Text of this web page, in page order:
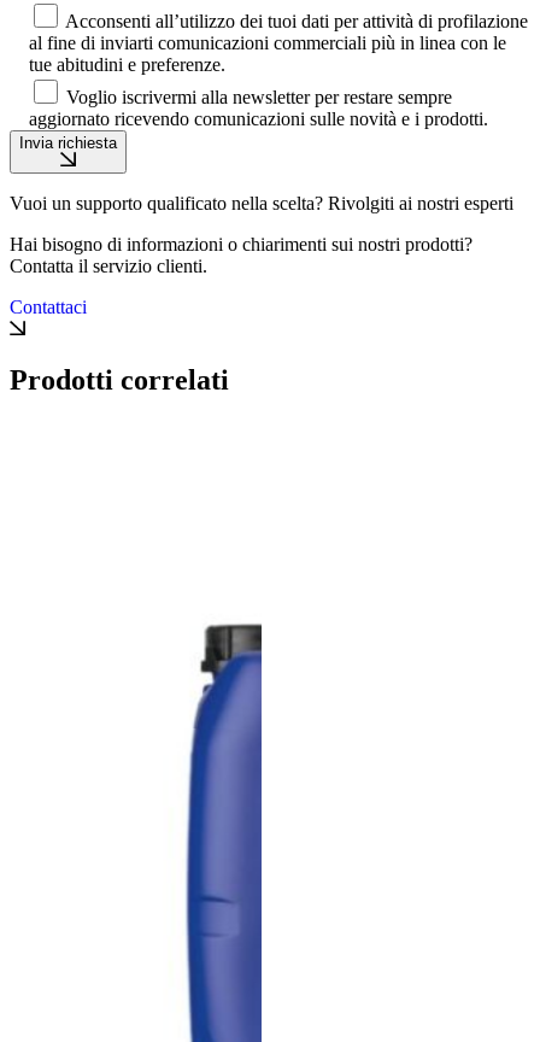
Acconsenti all’utilizzo dei tuoi dati per attività di profilazione
al fine di inviarti comunicazioni commerciali più in linea con le
tue abitudini e preferenze.
Voglio iscrivermi alla newsletter per restare sempre
aggiornato ricevendo comunicazioni sulle novità e i prodotti.
Invia richiesta
Vuoi un supporto qualificato nella scelta? Rivolgiti ai nostri esperti
Hai bisogno di informazioni o chiarimenti sui nostri prodotti?
Contatta il servizio clienti.
Contattaci
Prodotti correlati